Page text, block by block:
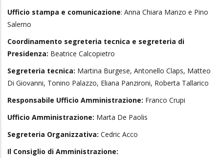
Ufficio stampa e comunicazione: Anna Chiara Manzo e Pino
Salerno
Coordinamento segreteria tecnica e segreteria di
Presidenza: Beatrice Calcopietro
Segreteria tecnica: Martina Burgese, Antonello Claps, Matteo
Di Giovanni, Tonino Palazzo, Eliana Panzironi, Roberta Tallarico
Responsabile Ufficio Amministrazione: Franco Crupi
Ufficio Amministrazione: Marta De Paolis
Segreteria Organizzativa: Cedric Acco
Il Consiglio di Amministrazione: